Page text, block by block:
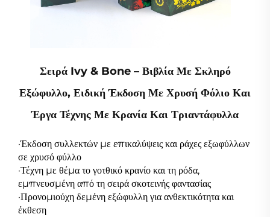
Σειρά Ivy & Bone – Βιβλία Με Σκληρό
Εξώφυλλο, Ειδική Έκδοση Με Χρυσή Φόλιο Και
Έργα Τέχνης Με Κρανία Και Τριαντάφυλλα
·Έκδοση συλλεκτών με επικαλύψεις και ράχες εξωφύλλων
σε χρυσό φύλλο
·Τέχνη με θέμα το γοτθικό κρανίο και τη ρόδα,
εμπνευσμένη από τη σειρά σκοτεινής φαντασίας
·Προνομιούχη δεμένη εξώφυλλη για ανθεκτικότητα και
έκθεση